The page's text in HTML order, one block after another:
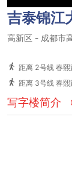
吉泰锦江
高新区 - 成都市
距离 2号线 春
距离 3号线 春
写字楼简介